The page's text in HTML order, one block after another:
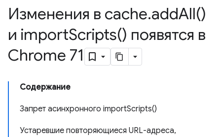
Изменения в cache.addAll()
и importScripts() появятся в
Chrome 71
Содержание
Запрет асинхронного importScripts()
Устаревшие повторяющиеся URL-адреса,